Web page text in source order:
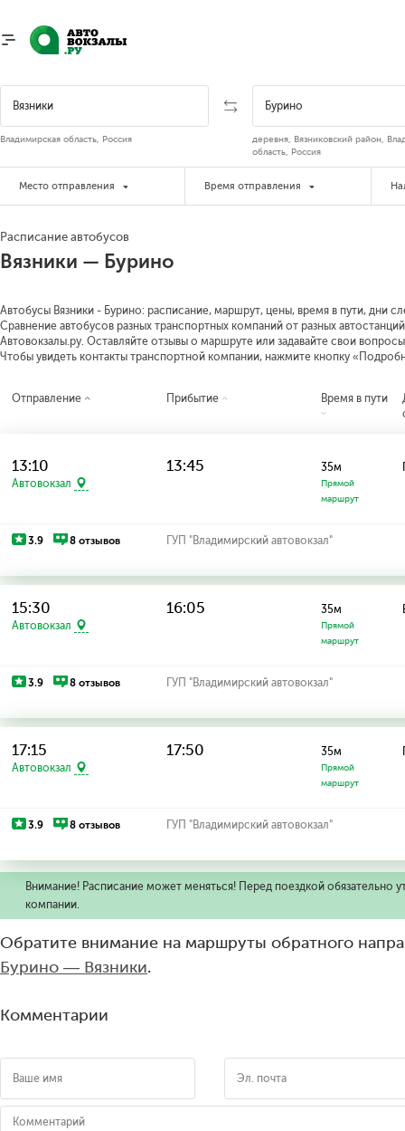
Владимирская область, Россия
деревня, Вязниковский район,
область, Россия
Место отправления Время отправления
Расписание автобусов
Вязники — Бурино
Автобусы Вязники - Бурино: расписание, маршрут, цены, время в пути, дни
Сравнение автобусов разных транспортных компаний от разных
Автовокзалы.ру. Оставляйте отзывы о маршруте или задавайте свои
Чтобы увидеть контакты транспортной компании, нажмите кнопку
Отправление Прибытие Время в пути
13:10
Автовокзал
13:45 35м
Прямой
маршрут
3.9 8 отзывов ГУП "Владимирский автовокзал"
15:30
Автовокзал
16:05 35м
Прямой
маршрут
3.9 8 отзывов ГУП "Владимирский автовокзал"
17:15
Автовокзал
17:50 35м
Прямой
маршрут
3.9 8 отзывов ГУП "Владимирский автовокзал"
Внимание! Расписание может меняться! Перед поездкой обязательно
компании.
Обратите внимание на маршруты обратного
Бурино — Вязники.
Комментарии